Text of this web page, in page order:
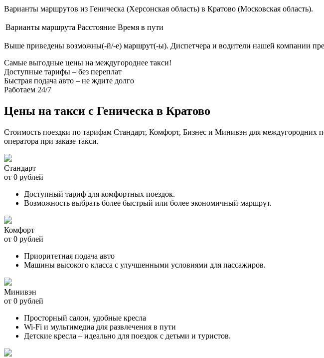
Варианты маршрутов из Геническа (Херсонская область) в Кратово (Московская область).
Варианты маршрута Расстояние Время в пути
Выше приведены возможны(-й/-е) маршрут(-ы). Диспетчера и водители нашей компании
Самые выгодные цены на междугороднее такси!
Доступные тарифы – без переплат
Быстрая подача авто – не ждите долго
Работаем 24/7
Цены на такси с Геническа в Кратово
Стоимость поездки по тарифам Стандарт, Комфорт, Бизнес и Минивэн для междугородних
оператора при заказе такси.
Стандарт
от 0 рублей
Доступный тариф для комфортных поездок.
Возможность выбрать более быстрый или более экономичный маршрут.
Комфорт
от 0 рублей
Приоритетная подача авто
Машины высокого класса с улучшенными условиями для пассажиров.
Минивэн
от 0 рублей
Просторный салон, удобные кресла
Wi-Fi и мультимедиа для развлечения в пути
Детские кресла – идеально для поездок с детьми и туристов.